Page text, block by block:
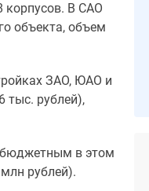
корпусов. В САО
объекта, объем
ЗАО, ЮАО и
тыс. рублей),
бюджетным в этом
рублей).